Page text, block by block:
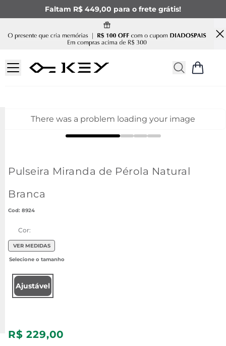
Faltam R$ 449,00 para o frete grátis!
There was a problem loading your image
Pulseira Miranda de Pérola Natural
Branca
: 8924
Cor:
VER MEDIDAS
Ajustável
R$ 229,00